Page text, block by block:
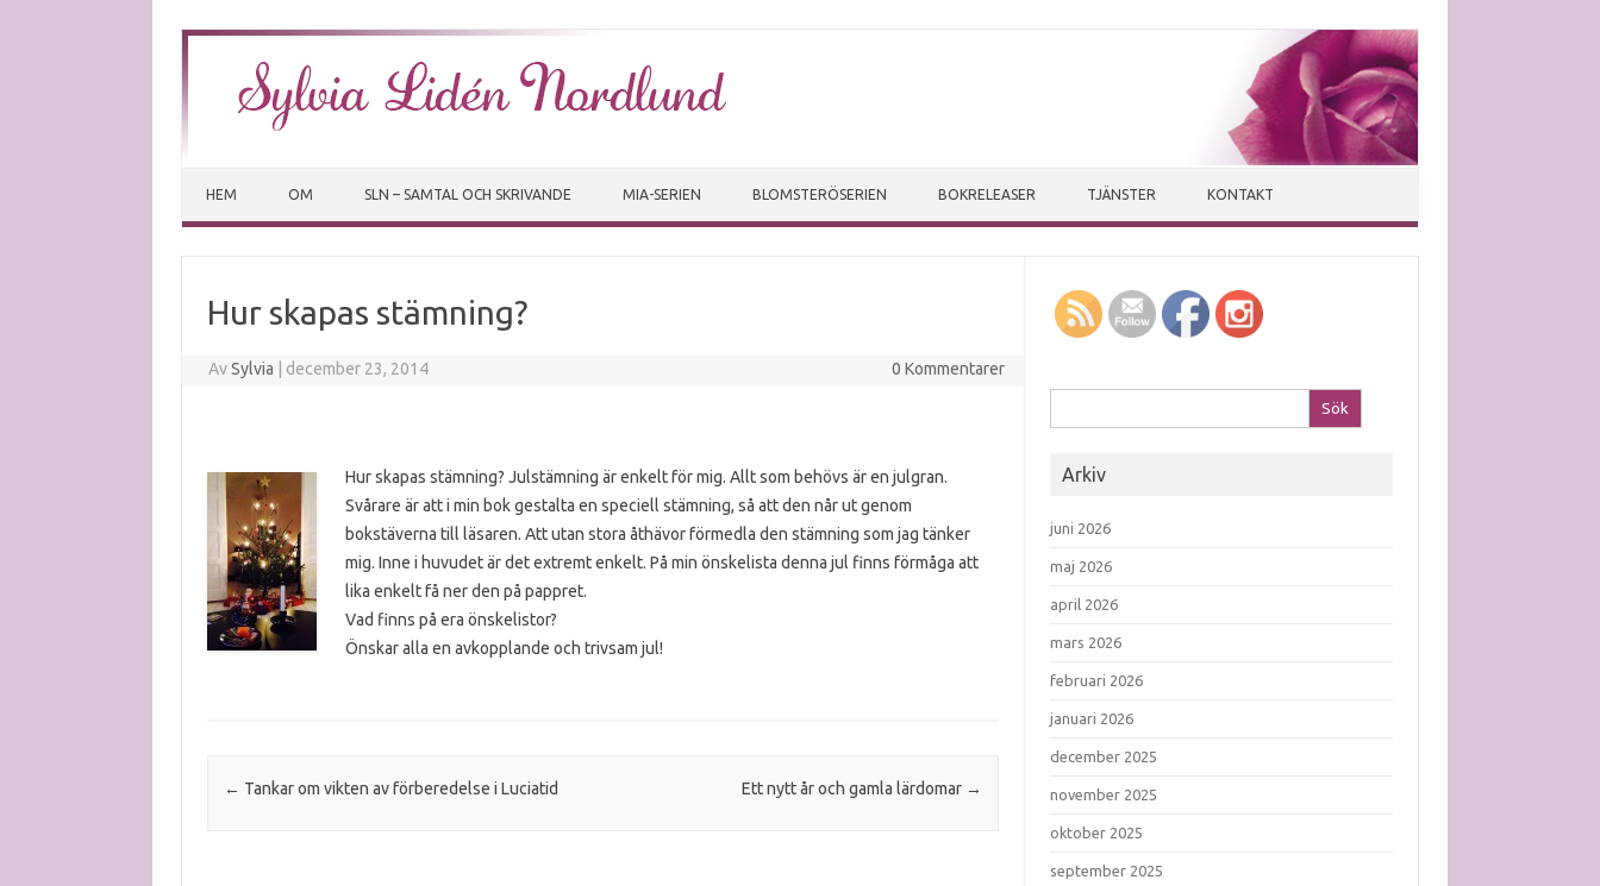
HEM OM SLN – SAMTAL OCH SKRIVANDE MIA-SERIEN BLOMSTERÖSERIEN BOKRELEASER TJÄNSTER KONTAKT
Hur skapas stämning?
AvSylvia december 23, 2014 0 Kommentarer
Hur skapas stämning? Julstämning är enkelt för mig. Allt som behövs är en julgran.
Svårare är att i min bok gestalta en speciell stämning, så att den når ut genom
bokstäverna till läsaren. Att utan stora åthävor förmedla den stämning som jag tänker
mig. Inne i huvudet är det extremt enkelt. På min önskelista denna jul finns förmåga att
lika enkelt få ner den på pappret.
Vad finns på era önskelistor?
Önskar alla en avkopplande och trivsam jul!
Post navigation
← Tankar om vikten av förberedelse i Luciatid Ett nytt år och gamla lärdomar →
Arkiv
juni 2026
maj 2026
april 2026
mars 2026
februari 2026
januari 2026
december 2025
november 2025
oktober 2025
september 2025